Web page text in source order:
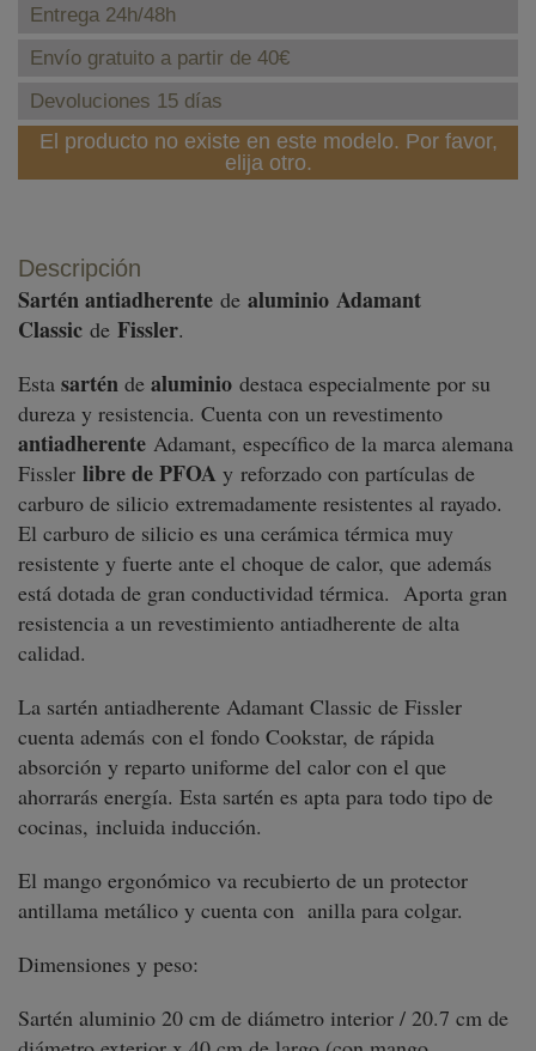
Entrega 24h/48h
Envío gratuito a partir de 40€
Devoluciones 15 días
El producto no existe en este modelo. Por favor,
elija otro.
Descripción
Sartén antiadherente de aluminio Adamant
Classic de Fissler.
Esta sartén de aluminio destaca especialmente por su
dureza y resistencia. Cuenta con un revestimento
antiadherente Adamant, específico de la marca alemana
Fissler libre de PFOA y reforzado con partículas de
carburo de silicio extremadamente resistentes al rayado.
El carburo de silicio es una cerámica térmica muy
resistente y fuerte ante el choque de calor, que además
está dotada de gran conductividad térmica. Aporta gran
resistencia a un revestimiento antiadherente de alta
calidad.
La sartén antiadherente Adamant Classic de Fissler
cuenta además con el fondo Cookstar, de rápida
absorción y reparto uniforme del calor con el que
ahorrarás energía. Esta sartén es apta para todo tipo de
cocinas, incluida inducción.
El mango ergonómico va recubierto de un protector
antillama metálico y cuenta con anilla para colgar.
Dimensiones y peso:
Sartén aluminio 20 cm de diámetro interior / 20.7 cm de